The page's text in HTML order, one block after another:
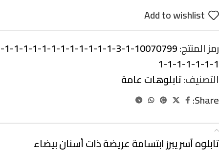
Add to wishlist
رمز المنتج:
10070799-1-3-1-1-1-1-1-1-1-1-1-1-1-1-
1-1-1-1-1-1-1
التصنيف:تابلوهات عامة
Share:
تابلوه آسر يبرز ابتسامة عريضة ذات أسنان بيضاء